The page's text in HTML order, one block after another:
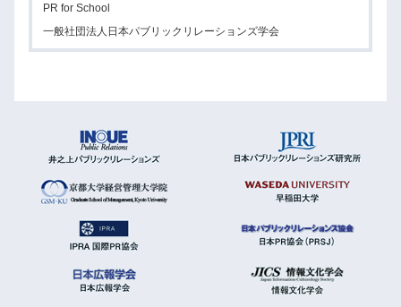
PR for School
一般社団法人日本パブリックリレーションズ学会